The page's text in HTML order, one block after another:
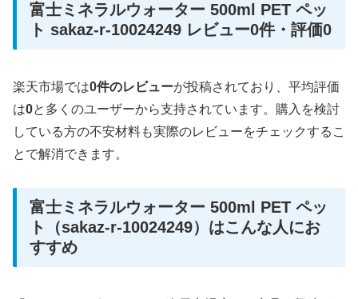
富士ミネラルウォーター 500ml PET ペッ
ト sakaz-r-10024249 レビュー0件・評価0
楽天市場では0件のレビューが投稿されており、平均評価
は0と多くのユーザーから支持されています。購入を検討
している方の不安材料も実際のレビューをチェックするこ
とで解消できます。
富士ミネラルウォーター 500ml PET ペッ
ト（sakaz-r-10024249）はこんな人にお
すすめ